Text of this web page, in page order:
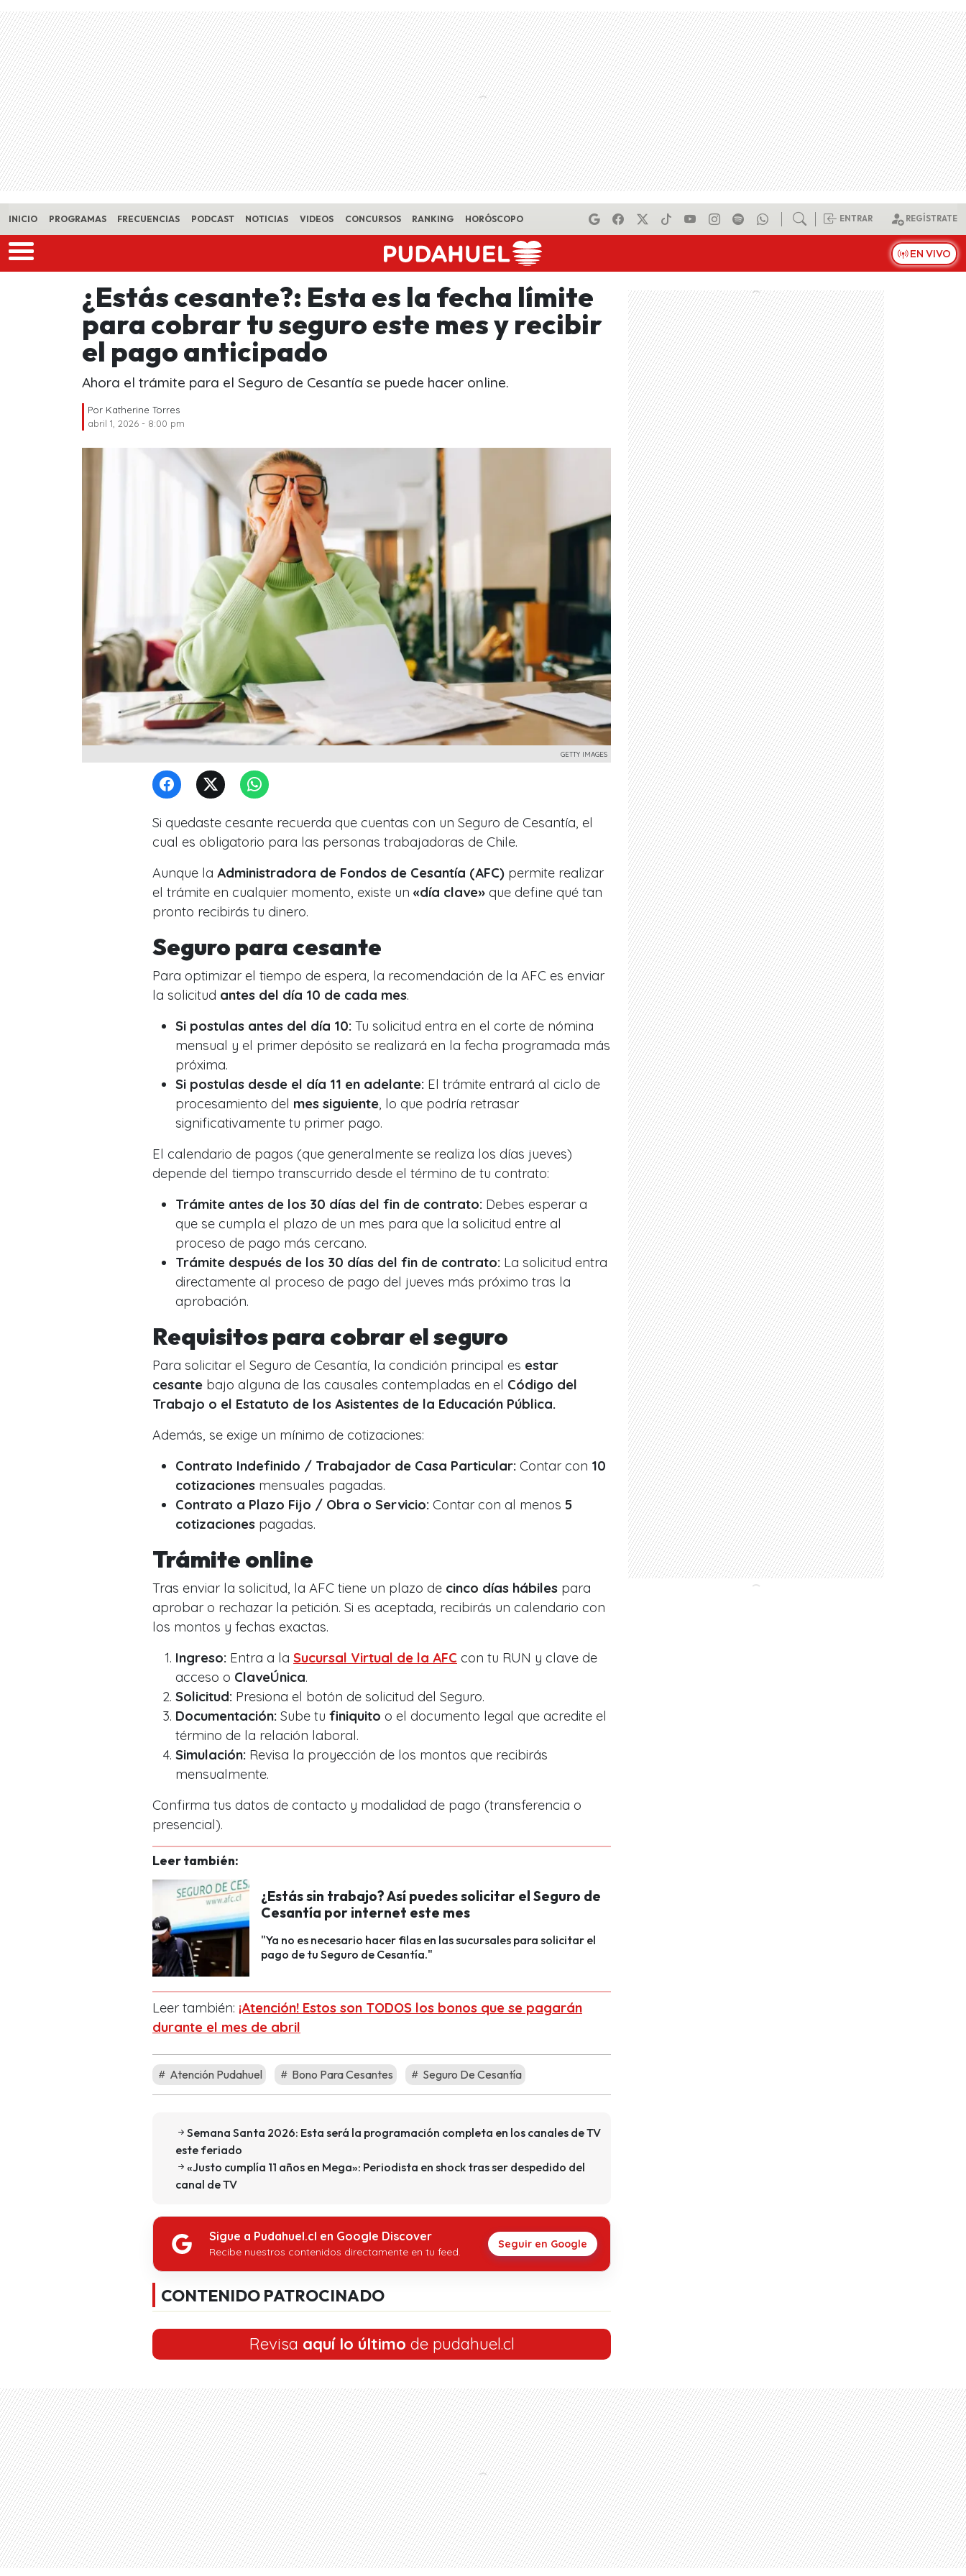
Skip to main content
INICIO PROGRAMAS FRECUENCIAS PODCAST NOTICIAS VIDEOS CONCURSOS RANKING HORÓSCOPO ENTRAR REGÍSTRATE
EN VIVO
¿Estás cesante?: Esta es la fecha límite
para cobrar tu seguro este mes y recibir
el pago anticipado
Ahora el trámite para el Seguro de Cesantía se puede hacer online.
Por Katherine Torres
abril 1, 2026 - 8:00 pm
GETTY IMAGES
Si quedaste cesante recuerda que cuentas con un Seguro de Cesantía, el
cual es obligatorio para las personas trabajadoras de Chile.
Aunque la Administradora de Fondos de Cesantía (AFC) permite realizar
el trámite en cualquier momento, existe un «día clave» que define qué tan
pronto recibirás tu dinero.
Seguro para cesante
Para optimizar el tiempo de espera, la recomendación de la AFC es enviar
la solicitud antes del día 10 de cada mes.
Si postulas antes del día 10: Tu solicitud entra en el corte de nómina
mensual y el primer depósito se realizará en la fecha programada más
próxima.
Si postulas desde el día 11 en adelante: El trámite entrará al ciclo de
procesamiento del mes siguiente , lo que podría retrasar
significativamente tu primer pago.
El calendario de pagos (que generalmente se realiza los días jueves)
depende del tiempo transcurrido desde el término de tu contrato:
Trámite antes de los 30 días del fin de contrato: Debes esperar a
que se cumpla el plazo de un mes para que la solicitud entre al
proceso de pago más cercano.
Trámite después de los 30 días del fin de contrato: La solicitud entra
directamente al proceso de pago del jueves más próximo tras la
aprobación.
Requisitos para cobrar el seguro
Para solicitar el Seguro de Cesantía, la condición principal es estar
cesante bajo alguna de las causales contempladas en el Código del
Trabajo o el Estatuto de los Asistentes de la Educación Pública.
Además, se exige un mínimo de cotizaciones:
Contrato Indefinido / Trabajador de Casa Particular: Contar con 10
cotizaciones mensuales pagadas.
Contrato a Plazo Fijo / Obra o Servicio: Contar con al menos 5
cotizaciones pagadas.
Trámite online
Tras enviar la solicitud, la AFC tiene un plazo de cinco días hábiles para
aprobar o rechazar la petición. Si es aceptada, recibirás un calendario con
los montos y fechas exactas.
Ingreso: Entra a la Sucursal Virtual de la AFC con tu RUN y clave de
acceso o ClaveÚnica.
Solicitud: Presiona el botón de solicitud del Seguro.
Documentación: Sube tu finiquito o el documento legal que acredite el
término de la relación laboral.
Simulación: Revisa la proyección de los montos que recibirás
mensualmente.
Confirma tus datos de contacto y modalidad de pago (transferencia o
presencial).
Leer también:
¿Estás sin trabajo? Así puedes solicitar el Seguro de
Cesantía por internet este mes
"Ya no es necesario hacer filas en las sucursales para solicitar el
pago de tu Seguro de Cesantía."
Leer también: ¡Atención! Estos son TODOS los bonos que se pagarán
durante el mes de abril
Atención Pudahuel Bono Para Cesantes Seguro De Cesantía
Semana Santa 2026: Esta será la programación completa en los canales de TV
este feriado
«Justo cumplía 11 años en Mega»: Periodista en shock tras ser despedido del
canal de TV
Sigue a Pudahuel.cl en Google Discover
Recibe nuestros contenidos directamente en tu feed.
Seguir en Google
CONTENIDO PATROCINADO
Revisa aquí lo último de pudahuel.cl